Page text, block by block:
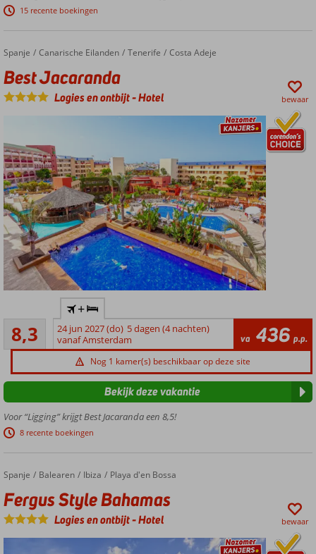
Op korte
afstand
strand en
historisch
Nessebar
Familiekamers
tot wel 6
Veelzijdig
spa
center
met
diverse
sauna's
Fitness,
games
room,
en ja,
ook
15 recente boekingen
Home
Spanje Canarische Eilanden Tenerife Costa Adeje
Best Jacaranda
Best Jacaranda
Logies en ontbijt-Hotel bewaar
in Costa
Adeje,
nabij
Playa de
Fañabe
zandstrand
zwembaden
verwarmd)
en 2
kinderbaden
Ruime
8,3
Zeer goed
812
beoordelingen
+
24 jun 2027 (do) 5 dagen (4 nachten)
vanaf Amsterdam
va 436 p.p.
Nog 1 kamer(s) beschikbaar op deze site
Voor “Ligging” krijgt Best Jacaranda een 8,5!
8 recente boekingen
Bekijk deze vakantie
Home
Spanje Balearen Ibiza Playa d'en Bossa
Fergus Style Bahamas
Fergus Style Bahamas
Logies en ontbijt-Hotel bewaar